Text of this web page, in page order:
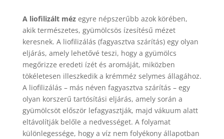
A liofilizált mézegyre népszerűbb azok körében,
akik természetes, gyümölcsös ízesítésű mézet
keresnek. A liofilizálás (fagyasztva szárítás) egy olyan
eljárás, amely lehetővé teszi, hogy a gyümölcs
megőrizze eredeti ízét és aromáját, miközben
tökéletesen illeszkedik a krémméz selymes állagához.
A liofilizálás – más néven fagyasztva szárítás – egy
olyan korszerű tartósítási eljárás, amely során a
gyümölcsöt először lefagyasztják, majd vákuum alatt
eltávolítják belőle a nedvességet. A folyamat
különlegessége, hogy a víz nem folyékony állapotban